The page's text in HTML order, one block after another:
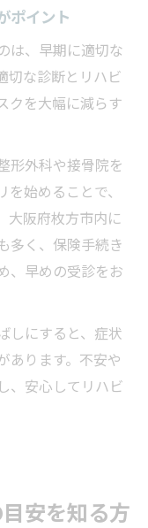
ポイント
は、早期に適切な
切な診断とリハビ
クを大幅に減らす
形外科や接骨院を
始めることで、
大阪府枚方市内に
多く、保険手続き
、早めの受診をお
しにすると、症状
あります。不安や
、安心してリハビ
安を知る方